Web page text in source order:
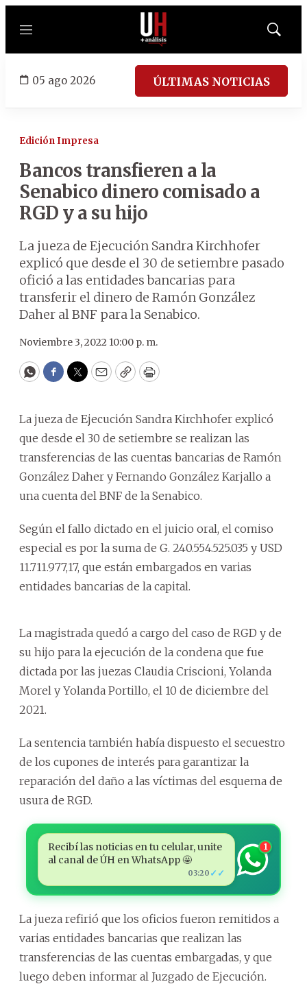
Menú
Mostrar
05 ago 2026 ÚLTIMAS NOTICIAS
Edición Impresa
Bancos transfieren a la
Senabico dinero comisado a
RGD y a su hijo
La jueza de Ejecución Sandra Kirchhofer
explicó que desde el 30 de setiembre pasado
ofició a las entidades bancarias para
transferir el dinero de Ramón González
Daher al BNF para la Senabico.
Noviembre 3, 2022 10:00 p. m.
WhatsApp
Facebook
Twitter
EmailCopyPrint
La jueza de Ejecución Sandra Kirchhofer explicó
que desde el 30 de setiembre se realizan las
transferencias de las cuentas bancarias de Ramón
González Daher y Fernando González Karjallo a
una cuenta del BNF de la Senabico.
Según el fallo dictado en el juicio oral, el comiso
especial es por la suma de G. 240.554.525.035 y USD
11.711.977,17, que están embargados en varias
entidades bancarias de la capital.
La magistrada quedó a cargo del caso de RGD y de
su hijo para la ejecución de la condena que fue
dictada por las juezas Claudia Criscioni, Yolanda
Morel y Yolanda Portillo, el 10 de diciembre del
2021.
La sentencia también había dispuesto el secuestro
de los cupones de interés para garantizar la
reparación del daño a las víctimas del esquema de
usura de RGD.
Recibí las noticias en tu celular, unite
al canal de ÚH en WhatsApp 🤩
03:20 ✓✓
1
La jueza refirió que los oficios fueron remitidos a
varias entidades bancarias que realizan las
transferencias de las cuentas embargadas, y que
luego deben informar al Juzgado de Ejecución.